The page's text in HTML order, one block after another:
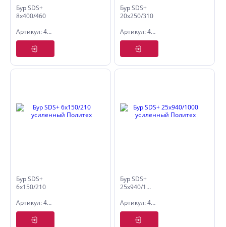
Бур SDS+
8х400/460
Политех
Артикул: 4108046
Бур SDS+
20х250/310
Политех
Артикул: 4120031
Бур SDS+
6х150/210
Политех
Артикул: 4106021
Бур SDS+
25х940/1000
Политех
Артикул: 4125100